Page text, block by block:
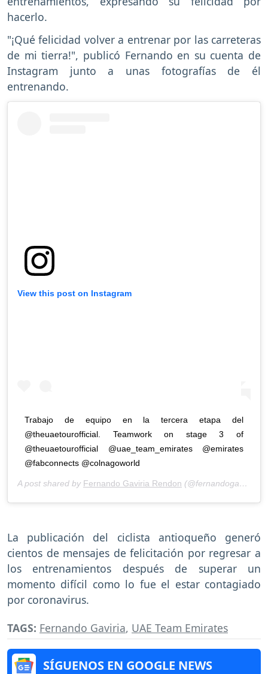
hacerlo.
"¡Qué felicidad volver a entrenar por las carreteras
de mi tierra!", publicó Fernando en su cuenta de
Instagram junto a unas fotografías de él
entrenando.
View this post on Instagram
Trabajo de equipo en la tercera etapa del
@theuaetourofficial. Teamwork on stage 3 of
@theuaetourofficial @uae_team_emirates @emirates
@fabconnects @colnagoworld
A post shared by Fernando Gaviria Rendon (@fernandogaviriarendon) on
La publicación del ciclista antioqueño generó
cientos de mensajes de felicitación por regresar a
los entrenamientos después de superar un
momento difícil como lo fue el estar contagiado
por coronavirus.
TAGS: Fernando Gaviria, UAE Team Emirates
SÍGUENOS EN GOOGLE NEWS